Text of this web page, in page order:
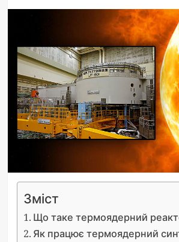
Зміст
Що таке термоядерний
Як працює термоядерний